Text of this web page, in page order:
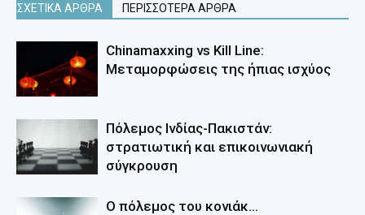
ΣΧΕΤΙΚΑ ΑΡΘΡΑ ΠΕΡΙΣΣΟΤΕΡΑ ΑΡΘΡΑ
Chinamaxxing vs Kill Line:
Μεταμορφώσεις της ήπιας ισχύος
Πόλεμος Ινδίας-Πακιστάν:
στρατιωτική και επικοινωνιακή
σύγκρουση
Ο πόλεμος του κονιάκ…